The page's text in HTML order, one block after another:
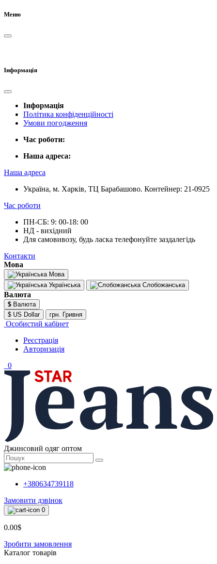
Меню
Інформація
Інформація
Політика конфіденційності
Умови погодження
Час роботи:
Наша адреса:
Наша адреса
Україна, м. Харків, ТЦ Барабашово. Контейнер: 21-0925
Час роботи
ПН-СБ: 9: 00-18: 00
НД - вихідний
Для самовивозу, будь ласка телефонуйте заздалегідь
Контакти
Мова
Мова
Українська
Слобожанська
Валюта
$ Валюта
$ US Dollar
грн. Гривня
Особистий кабінет
Реєстрація
Авторизація
0
Джинсовий одяг оптом
+380634739118
Замовити дзвінок
0
0.00$
Зробити замовлення
Каталог товарiв